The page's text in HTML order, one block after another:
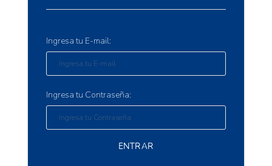
Ingresa tu E-mail:
Ingresa tu Contraseña:
ENTRAR